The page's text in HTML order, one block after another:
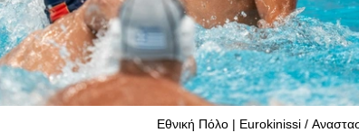
Εθνική Πόλο | Eurokinissi /